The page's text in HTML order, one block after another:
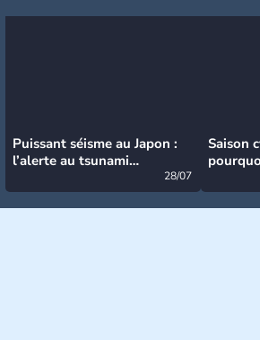
Puissant séisme au Japon :
l’alerte au tsunami
28/07
Saison